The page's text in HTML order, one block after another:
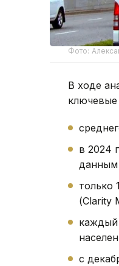
Фото:
В ходе
в 2024
данным
только
(Clarity
каждый
с